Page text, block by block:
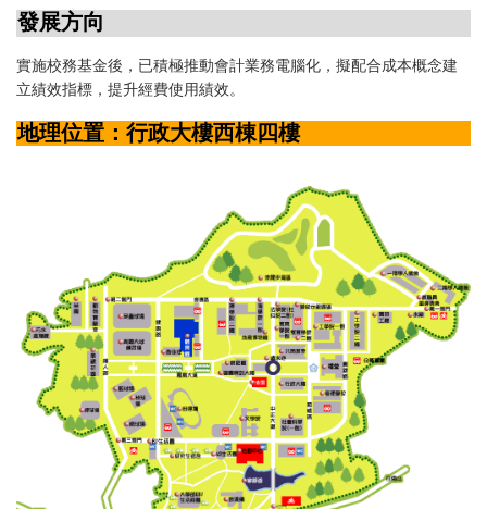
發展方向
實施校務基金後，已積極推動會計業務電腦化，擬配合成本概念建
立績效指標，提升經費使用績效。
地理位置：行政大樓西棟四樓